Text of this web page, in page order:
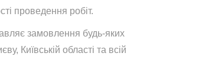
проведення робіт.
замовлення будь-яких
Київській області та всій